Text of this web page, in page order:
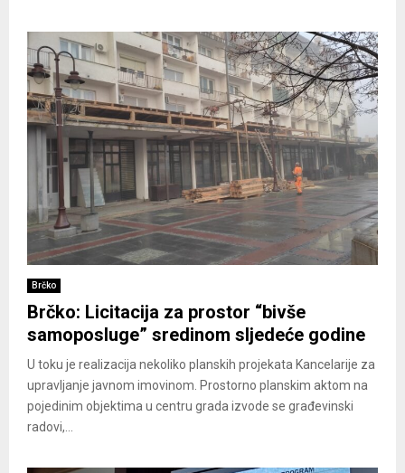
Brčko
Brčko: Licitacija za prostor “bivše
samoposluge” sredinom sljedeće godine
U toku je realizacija nekoliko planskih projekata Kancelarije za
upravljanje javnom imovinom. Prostorno planskim aktom na
pojedinim objektima u centru grada izvode se građevinski
radovi,...